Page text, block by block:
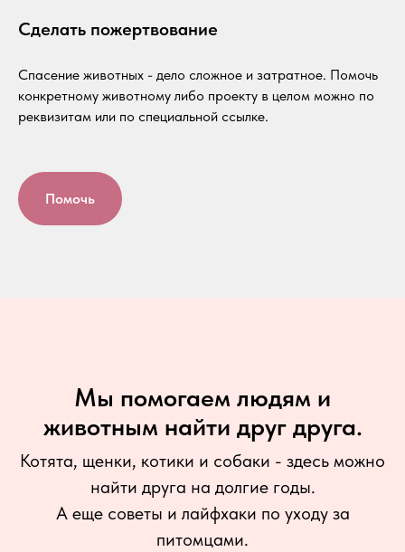
Сделать пожертвование
Спасение животных - дело сложное и затратное. Помочь
конкретному животному либо проекту в целом можно по
реквизитам или по специальной ссылке.
Помочь
Мы помогаем людям и
животным найти друг друга.
Котята, щенки, котики и собаки - здесь можно
найти друга на долгие годы.
А еще советы и лайфхаки по уходу за
питомцами.